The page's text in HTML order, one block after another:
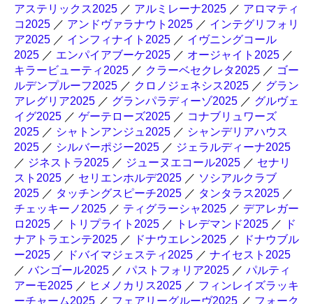
アステリックス2025 ／ アルミレーナ2025 ／ アロマティ
コ2025 ／ アンドヴァラナウト2025 ／ インテグリフォリ
ア2025 ／ インフィナイト2025 ／ イヴニングコール
2025 ／ エンパイアブーケ2025 ／ オージャイト2025 ／
キラービューティ2025 ／ クラーベセクレタ2025 ／ ゴー
ルデンプルーフ2025 ／ クロノジェネシス2025 ／ グラン
アレグリア2025 ／ グランパラディーゾ2025 ／ グルヴェ
イグ2025 ／ ゲーテローズ2025 ／ コナブリュワーズ
2025 ／ シャトンアンジュ2025 ／ シャンデリアハウス
2025 ／ シルバーポジー2025 ／ ジェラルディーナ2025
／ ジネストラ2025 ／ ジューヌエコール2025 ／ セナリ
スト2025 ／ セリエンホルデ2025 ／ ソシアルクラブ
2025 ／ タッチングスピーチ2025 ／ タンタラス2025 ／
チェッキーノ2025 ／ ティグラーシャ2025 ／ デアレガー
ロ2025 ／ トリプライト2025 ／ トレデマンド2025 ／
ド
ナアトラエンテ2025 ／ ドナウエレン2025 ／
ドナウブル
ー2025 ／ ドバイマジェスティ2025 ／ ナイセスト2025
／ バンゴール2025 ／ パストフォリア2025 ／ パルティ
アーモ2025 ／ ヒメノカリス2025 ／ フィンレイズラッキ
ーチャーム2025 ／ フェアリーグルーヴ2025 ／ フォーク